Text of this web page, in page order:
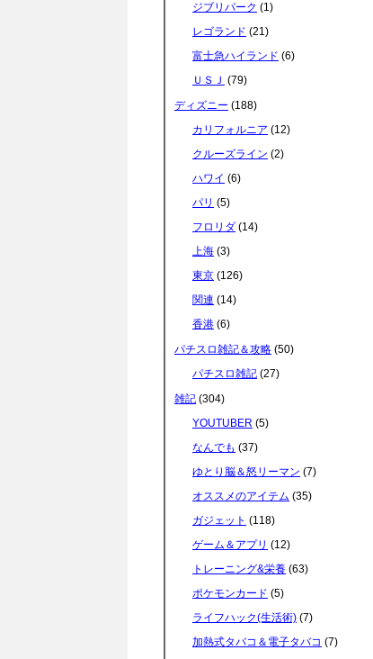
e
b
o
k
r
ジブリパーク (1)
レゴランド (21)
富士急ハイランド (6)
ＵＳＪ (79)
ディズニー (188)
カリフォルニア (12)
クルーズライン (2)
ハワイ (6)
パリ (5)
フロリダ (14)
上海 (3)
東京 (126)
関連 (14)
香港 (6)
パチスロ雑記＆攻略 (50)
パチスロ雑記 (27)
雑記 (304)
YOUTUBER (5)
なんでも (37)
ゆとり脳＆怒リーマン (7)
オススメのアイテム (35)
ガジェット (118)
ゲーム＆アプリ (12)
トレーニング&栄養 (63)
ポケモンカード (5)
ライフハック(生活術) (7)
加熱式タバコ＆電子タバコ (7)